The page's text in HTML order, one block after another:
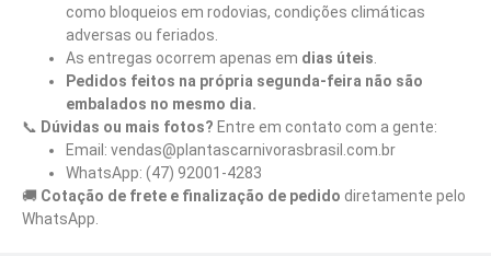
como bloqueios em rodovias, condições climáticas
adversas ou feriados.
As entregas ocorrem apenas em dias úteis.
Pedidos feitos na própria segunda-feira não são
embalados no mesmo dia.
📞 Dúvidas ou mais fotos? Entre em contato com a gente:
Email: vendas@plantascarnivorasbrasil.com.br
WhatsApp: (47) 92001-4283
🚚 Cotação de frete e finalização de pedido diretamente pelo
WhatsApp.